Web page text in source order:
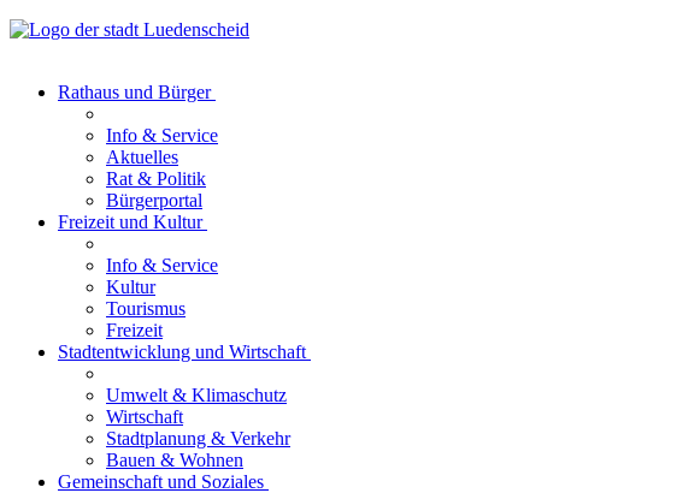
Rathaus und Bürger
Info & Service
Aktuelles
Rat & Politik
Bürgerportal
Freizeit und Kultur
Info & Service
Kultur
Tourismus
Freizeit
Stadtentwicklung und Wirtschaft
Umwelt & Klimaschutz
Wirtschaft
Stadtplanung & Verkehr
Bauen & Wohnen
Gemeinschaft und Soziales